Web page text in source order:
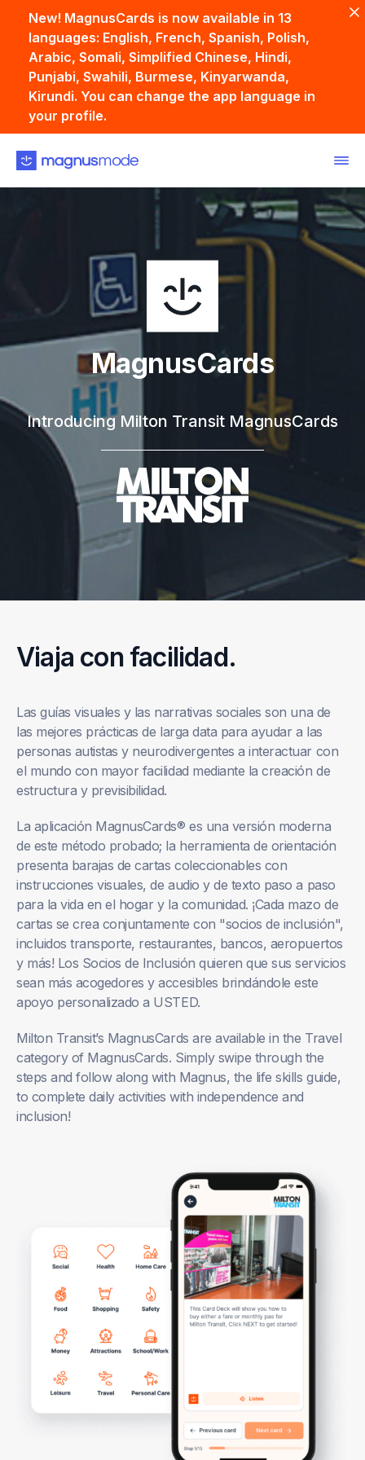
New! MagnusCards is now available in 13
languages: English, French, Spanish, Polish,
Arabic, Somali, Simplified Chinese, Hindi,
Punjabi, Swahili, Burmese, Kinyarwanda,
Kirundi. You can change the app language in
your profile.
MagnusCards
Introducing Milton Transit MagnusCards
Viaja con facilidad.
Las guías visuales y las narrativas sociales son una de
las mejores prácticas de larga data para ayudar a las
personas autistas y neurodivergentes a interactuar con
el mundo con mayor facilidad mediante la creación de
estructura y previsibilidad.
La aplicación MagnusCards® es una versión moderna
de este método probado; la herramienta de orientación
presenta barajas de cartas coleccionables con
instrucciones visuales, de audio y de texto paso a paso
para la vida en el hogar y la comunidad. ¡Cada mazo de
cartas se crea conjuntamente con "socios de inclusión",
incluidos transporte, restaurantes, bancos, aeropuertos
y más! Los Socios de Inclusión quieren que sus servicios
sean más acogedores y accesibles brindándole este
apoyo personalizado a USTED.
Milton Transit’s MagnusCards are available in the Travel
category of MagnusCards. Simply swipe through the
steps and follow along with Magnus, the life skills guide,
to complete daily activities with independence and
inclusion!